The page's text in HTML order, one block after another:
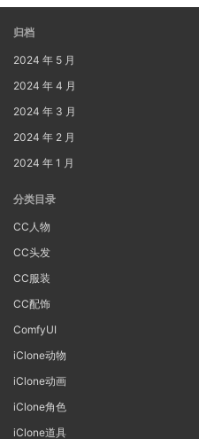
归档
2024 年 5 月
2024 年 4 月
2024 年 3 月
2024 年 2 月
2024 年 1 月
分类目录
CC人物
CC头发
CC服装
CC配饰
ComfyUI
iClone动物
iClone动画
iClone角色
iClone道具